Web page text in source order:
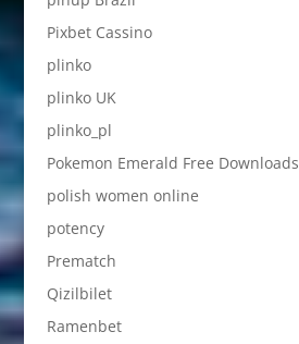
Pixbet Cassino
plinko
plinko UK
plinko_pl
Pokemon Emerald Free Downloads
polish women online
potency
Prematch
Qizilbilet
Ramenbet